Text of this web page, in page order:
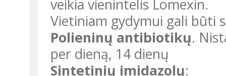
veikia vienintelis Lomexin.
Vietiniam gydymui gali būti
Polieninų antibiotikų.
per dieną, 14 dienų
Sintetinių imidazolų: